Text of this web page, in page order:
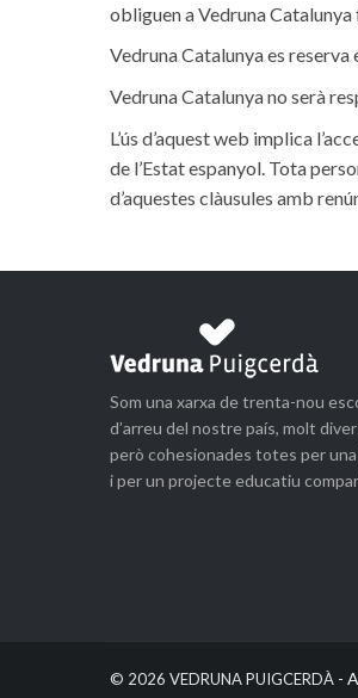
obliguen a Vedruna Catalunya
Vedruna Catalunya es
Vedruna Catalunya no serà
L’ús d’aquest web implica
de l’Estat espanyol. Tota
d’aquestes clàusules amb
Som una xarxa de trenta-nou
d’arreu del nostre país, molt
però cohesionades totes per
i per un projecte educatiu
© 2026 VEDRUNA PUIGCERDÀ -